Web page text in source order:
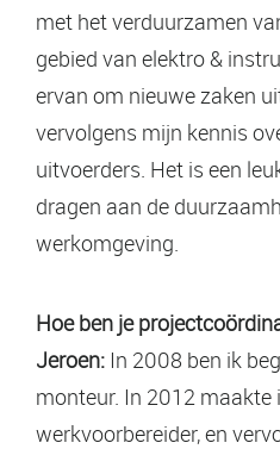
met het verduurzamen
gebied van elektro &
ervan om nieuwe zaken
vervolgens mijn kennis
uitvoerders. Het is een
dragen aan de
werkomgeving.
Hoe ben je
Jeroen: In 2008 ben ik
monteur. In 2012 maakte
werkvoorbereider, en